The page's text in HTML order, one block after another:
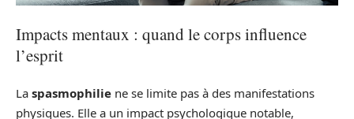
Impacts mentaux : quand le corps influence
l’esprit
La spasmophilie ne se limite pas à des manifestations
physiques. Elle a un impact psychologique notable,